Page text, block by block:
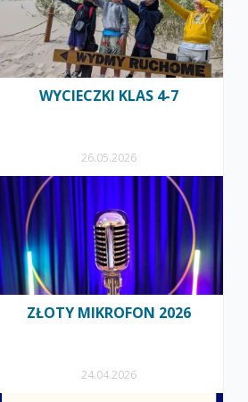
WYCIECZKI KLAS 4-7
26.05.2026
ZŁOTY MIKROFON 2026
24.04.2026